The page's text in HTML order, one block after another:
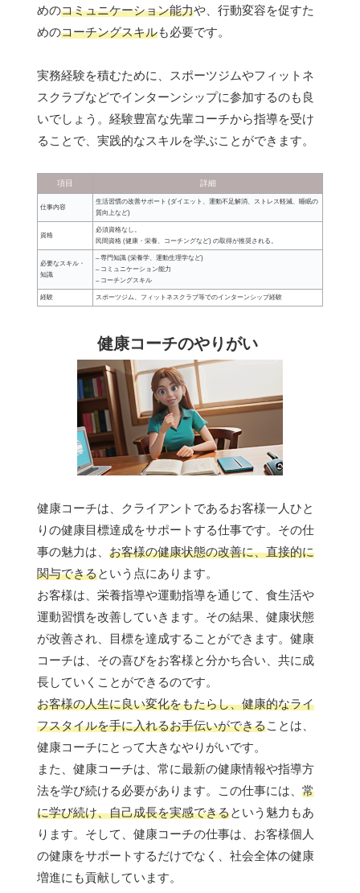
めのコミュニケーション能力や、行動変容を促すた
めのコーチングスキルも必要です。
実務経験を積むために、スポーツジムやフィットネ
スクラブなどでインターンシップに参加するのも良
いでしょう。経験豊富な先輩コーチから指導を受け
ることで、実践的なスキルを学ぶことができます。
項目 詳細
仕事内容
生活習慣の改善サポート (ダイエット、運動不足解消、ストレス軽減、睡眠の
質向上など)
資格
必須資格なし。
民間資格 (健康・栄養、コーチングなど) の取得が推奨される。
必要なスキル・
知識
– 専門知識 (栄養学、運動生理学など)
– コミュニケーション能力
– コーチングスキル
経験 スポーツジム、フィットネスクラブ等でのインターンシップ経験
健康コーチのやりがい
健康コーチは、クライアントであるお客様一人ひと
りの健康目標達成をサポートする仕事です。その仕
事の魅力は、 お客様の健康状態の改善に、直接的に
関与できるという点にあります。
お客様は、栄養指導や運動指導を通じて、食生活や
運動習慣を改善していきます。その結果、健康状態
が改善され、目標を達成することができます。健康
コーチは、その喜びをお客様と分かち合い、共に成
長していくことができるのです。
お客様の人生に良い変化をもたらし、健康的なライ
フスタイルを手に入れるお手伝いができることは、
健康コーチにとって大きなやりがいです。
また、健康コーチは、常に最新の健康情報や指導方
法を学び続ける必要があります。この仕事には、 常
に学び続け、自己成長を実感できるという魅力もあ
ります。そして、健康コーチの仕事は、お客様個人
の健康をサポートするだけでなく、社会全体の健康
増進にも貢献しています。